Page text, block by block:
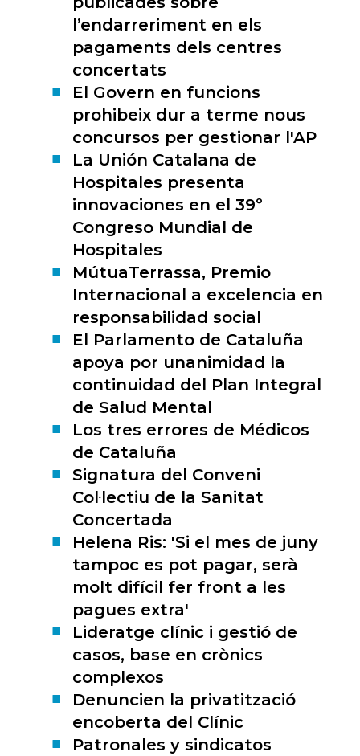
l’endarreriment en els
pagaments dels centres
concertats
El Govern en funcions
prohibeix dur a terme nous
concursos per gestionar l'AP
La Unión Catalana de
Hospitales presenta
innovaciones en el 39º
Congreso Mundial de
Hospitales
MútuaTerrassa, Premio
Internacional a excelencia en
responsabilidad social
El Parlamento de Cataluña
apoya por unanimidad la
continuidad del Plan Integral
de Salud Mental
Los tres errores de Médicos
de Cataluña
Signatura del Conveni
Col·lectiu de la Sanitat
Concertada
Helena Ris: 'Si el mes de juny
tampoc es pot pagar, serà
molt difícil fer front a les
pagues extra'
Lideratge clínic i gestió de
casos, base en crònics
complexos
Denuncien la privatització
encoberta del Clínic
Patronales y sindicatos